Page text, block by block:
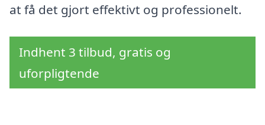
at få det gjort effektivt og professionelt.
Indhent 3 tilbud, gratis og
uforpligtende